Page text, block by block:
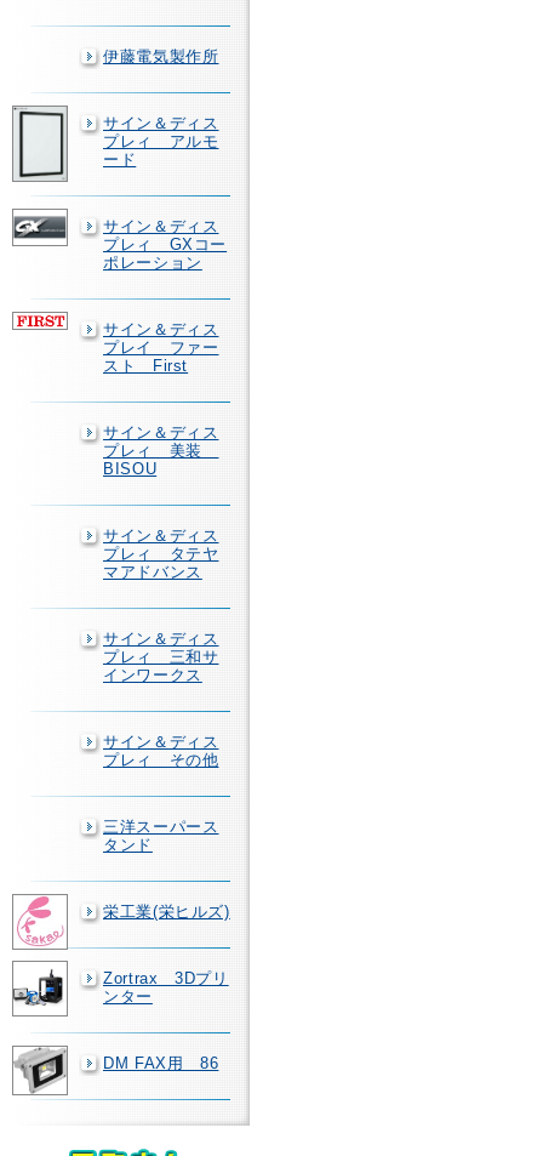
伊藤電気製作所
サイン＆ディス
プレィ アルモ
ード
サイン＆ディス
プレィ GXコー
ポレーション
サイン＆ディス
プレイ ファー
スト First
サイン＆ディス
プレィ 美装
BISOU
サイン＆ディス
プレィ タテヤ
マアドバンス
サイン＆ディス
プレィ 三和サ
インワークス
サイン＆ディス
プレィ その他
三洋スーパース
タンド
栄工業(栄ヒルズ)
Zortrax 3Dプリ
ンター
DM FAX用 86